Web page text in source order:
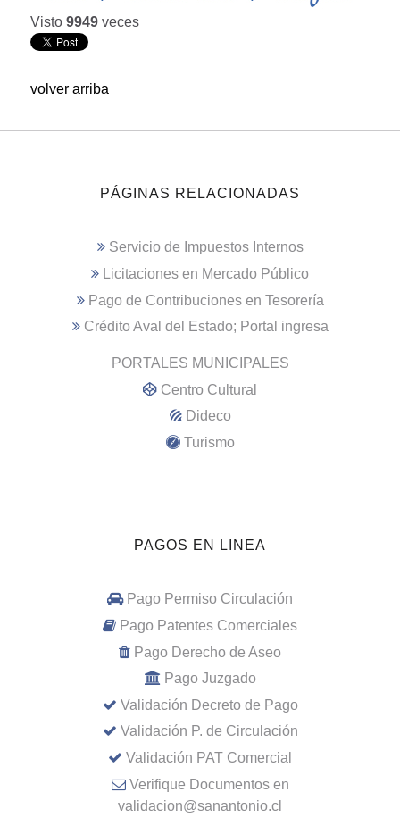
Visto 9949 veces
volver arriba
PÁGINAS RELACIONADAS
Servicio de Impuestos Internos
Licitaciones en Mercado Público
Pago de Contribuciones en Tesorería
Crédito Aval del Estado; Portal ingresa
PORTALES MUNICIPALES
Centro Cultural
Dideco
Turismo
PAGOS EN LINEA
Pago Permiso Circulación
Pago Patentes Comerciales
Pago Derecho de Aseo
Pago Juzgado
Validación Decreto de Pago
Validación P. de Circulación
Validación PAT Comercial
Verifique Documentos en
validacion@sanantonio.cl